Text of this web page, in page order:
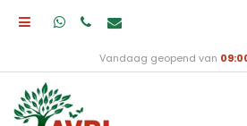
Vandaag geopend van